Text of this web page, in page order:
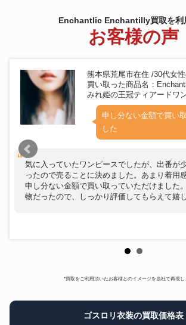
Enchantlic Enchantilly買取を利
お客様の声
熊本県荒尾市在住 /30代女
買い取った商品名：
みれ姫の王冠ティアードワ
申し分ない金額で買い
した
気に入っていたワンピースでしたが、出番が
ったので売ることに決めました。あまり着用
申し分ない金額で買い取っていただけました
物だったので、しっかり評価してもらえて嬉
*買取をご利用頂いたお客様とのイメージを当社で再現し
ゴスロリ衣装の買取価格表